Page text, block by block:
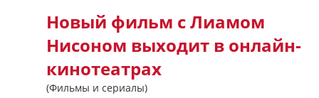
Новый фильм с Лиамом
Нисоном выходит в онлайн-
кинотеатрах
(Фильмы и сериалы)